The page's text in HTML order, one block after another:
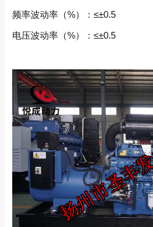
频率波动率（%）：≤±0.5
电压波动率（%）：≤±0.5